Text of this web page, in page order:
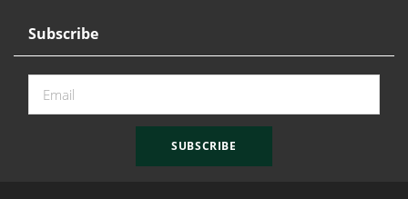
Subscribe
SUBSCRIBE